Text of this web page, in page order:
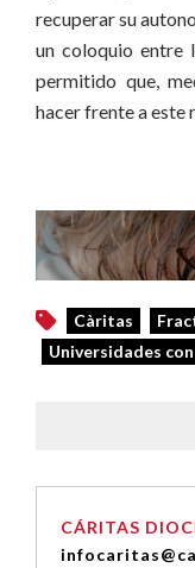
recuperar su
un coloquio entre
permitido que,
hacer frente a este
Càritas
Universidades
CÁRITAS